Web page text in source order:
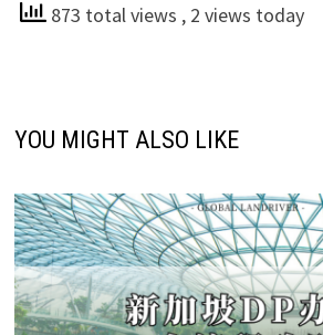
873 total views , 2 views today
YOU MIGHT ALSO LIKE